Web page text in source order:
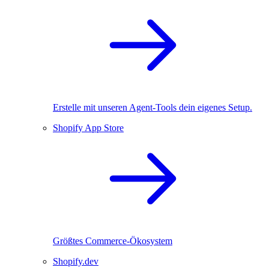
Erstelle mit unseren Agent-Tools dein eigenes Setup.
Shopify App Store
Größtes Commerce-Ökosystem
Shopify.dev